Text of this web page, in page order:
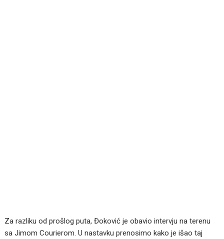
Za razliku od prošlog puta, Đoković je obavio intervju na terenu
sa Jimom Courierom. U nastavku prenosimo kako je išao taj